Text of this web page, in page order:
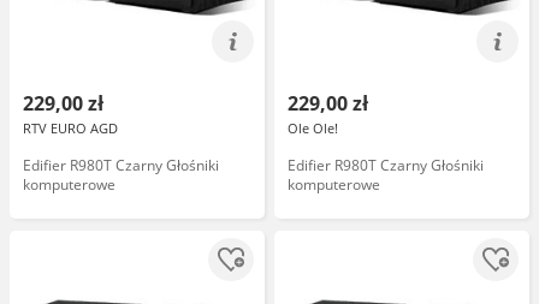
229,00 zł
RTV EURO AGD
Edifier R980T Czarny Głośniki
komputerowe
229,00 zł
Ole Ole!
Edifier R980T Czarny Głośniki
komputerowe